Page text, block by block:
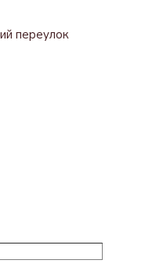
переулок